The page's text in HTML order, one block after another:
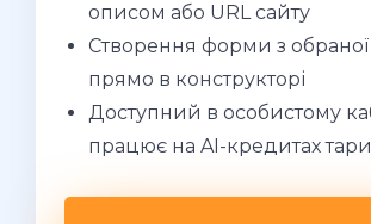
описом або URL сайту
Створення форми з обраної
прямо в конструкторі
Доступний в особистому
працює на AI-кредитах